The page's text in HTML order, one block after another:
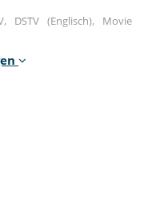
DSTV (Englisch), Movie
und kostenfreies WLAN
zwei Speisesälen -
privaten Pool sowie
und Feiertagen) von 8 bis